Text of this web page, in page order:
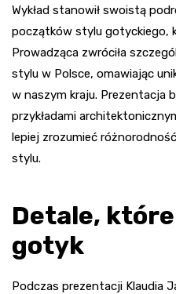
Wykład stanowił swoistą
początków stylu gotyckiego,
Prowadząca zwróciła
stylu w Polsce, omawiając
w naszym kraju. Prezentacja
przykładami
lepiej zrozumieć
stylu.
Detale,
gotyk
Podczas prezentacji Klaudia